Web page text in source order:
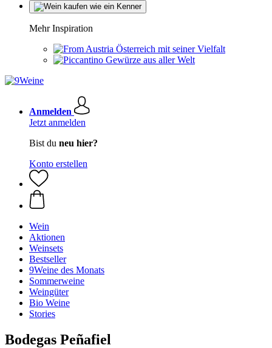
Mehr Inspiration
Österreich mit seiner Vielfalt
Gewürze aus aller Welt
Anmelden
Jetzt anmelden
Bist du neu hier?
Konto erstellen
Wein
Aktionen
Weinsets
Bestseller
9Weine des Monats
Sommerweine
Weingüter
Bio Weine
Stories
Bodegas Peñafiel